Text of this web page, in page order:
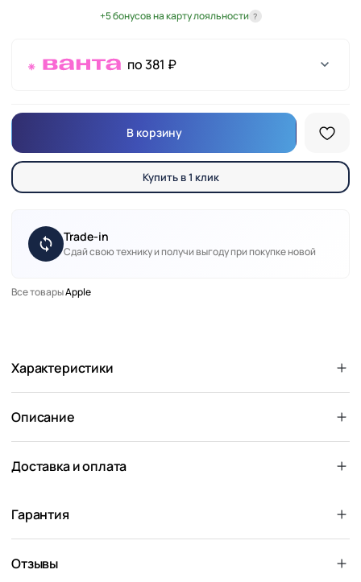
+5 бонусов на карту лояльности ?
по 381 ₽
В корзину
Купить в 1 клик
Trade-in
Сдай свою технику и получи выгоду при покупке новой
Все товарыApple
Характеристики
Описание
Доставка и оплата
Гарантия
Отзывы